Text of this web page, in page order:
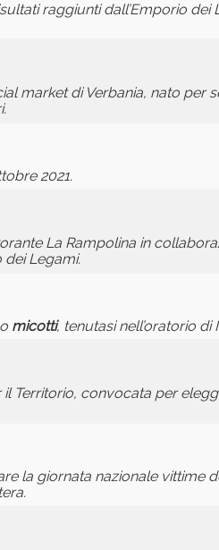
raggiunti dall’Emporio dei
market di Verbania, nato per
2021.
La Rampolina in
dei Legami.
micotti, tenutasi nell’oratorio di
il Territorio, convocata per
la giornata nazionale vittime